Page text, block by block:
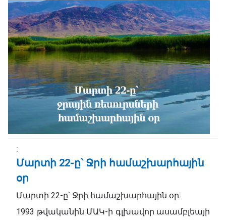
Մարտի 22-ը՝ Ջրի համաշխարհային
օր
Մարտի 22-ը՝ Ջրի համաշխարհային օր:
1993 թվականին ՄԱԿ-ի գլխավոր ասամբլեայի